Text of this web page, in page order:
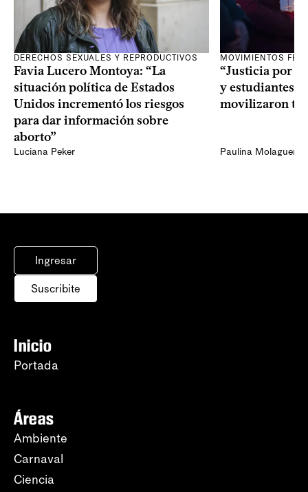
DERECHOS SEXUALES Y REPRODUCTIVOS
Favia Lucero Montoya: “La
situación política de Estados
Unidos incrementó los riesgos
para dar información sobre
aborto”
Luciana Peker
MOVIMIENTOS
“Justicia por
y estudiantes
movilizaron
Paulina Molaguero
Ingresar
Suscribite
Inicio
Portada
Áreas
Ambiente
Carnaval
Ciencia